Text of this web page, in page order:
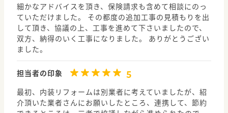
細かなアドバイスを頂き、保険請求も含めて相談にのっ
ていただけました。 その都度の追加工事の見積もりを出
して頂き、協議の上、工事を進めて下さいましたので、
双方、納得のいく工事になりました。 ありがとうござい
ました。
担当者の印象 5
最初、内装リフォームは別業者に考えていましたが、紹
介頂いた業者さんにお願いしたところ、連携して、節約